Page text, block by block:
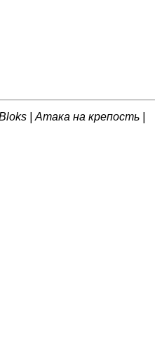
| Атака на крепость |